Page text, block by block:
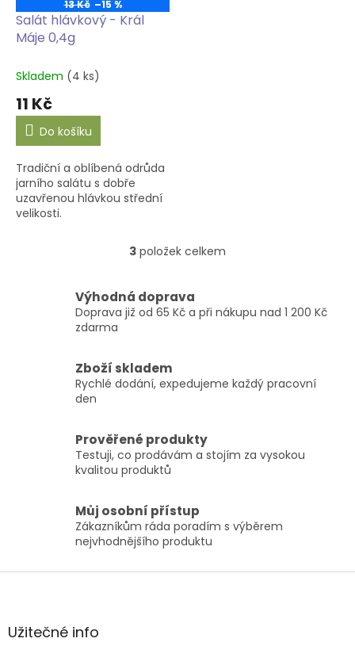
13 Kč –15 %
Salát hlávkový - Král
Máje 0,4g
Skladem (4 ks)
11 Kč
Do košíku
Tradiční a oblíbená odrůda
jarního salátu s dobře
uzavřenou hlávkou střední
velikosti.
O
á
d
p
r
y
v
s
u
3 položek celkem
Výhodná doprava
Doprava již od 65 Kč a při nákupu nad 1 200 Kč
zdarma
Zboží skladem
Rychlé dodání, expedujeme každý pracovní
den
Prověřené produkty
Testuji, co prodávám a stojím za vysokou
kvalitou produktů
Můj osobní přístup
Zákazníkům ráda poradím s výběrem
nejvhodnějšího produktu
Z
aUžitečné info